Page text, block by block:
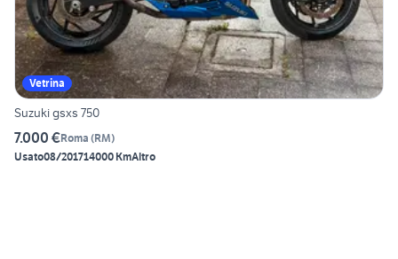
Vetrina
Suzuki gsxs 750
7.000 €Roma (RM)
Usato08/201714000 KmAltro